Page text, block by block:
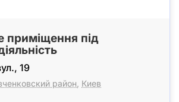
приміщення під
19
район Киев